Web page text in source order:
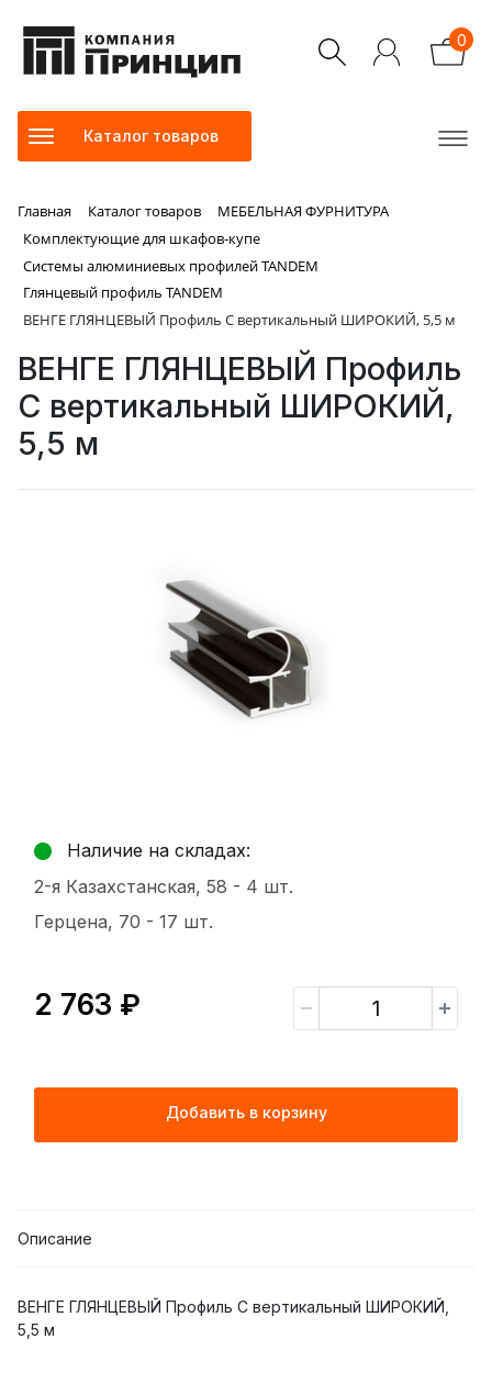
0
Каталог товаров
Главная Каталог товаров
МЕБЕЛЬНАЯ ФУРНИТУРА
Комплектующие для шкафов-купе
Системы алюминиевых профилей TANDEM
Глянцевый профиль TANDEM
ВЕНГЕ ГЛЯНЦЕВЫЙ Профиль С вертикальный ШИРОКИЙ, 5,5 м
ВЕНГЕ ГЛЯНЦЕВЫЙ Профиль
С вертикальный ШИРОКИЙ,
5,5 м
Наличие на складах:
2-я Казахстанская, 58 - 4 шт.
Герцена, 70 - 17 шт.
2 763 ₽
Добавить в корзину
Описание
ВЕНГЕ ГЛЯНЦЕВЫЙ Профиль С вертикальный ШИРОКИЙ,
5,5 м